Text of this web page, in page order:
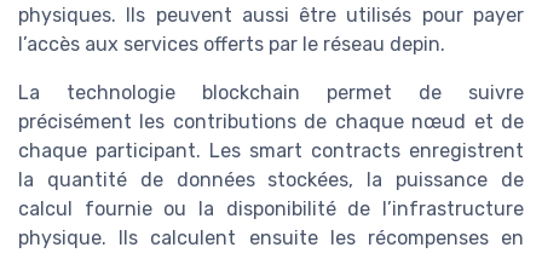
physiques. Ils peuvent aussi être utilisés pour payer
l’accès aux services offerts par le réseau depin.
La technologie blockchain permet de suivre
précisément les contributions de chaque nœud et de
chaque participant. Les smart contracts enregistrent
la quantité de données stockées, la puissance de
calcul fournie ou la disponibilité de l’infrastructure
physique. Ils calculent ensuite les récompenses en